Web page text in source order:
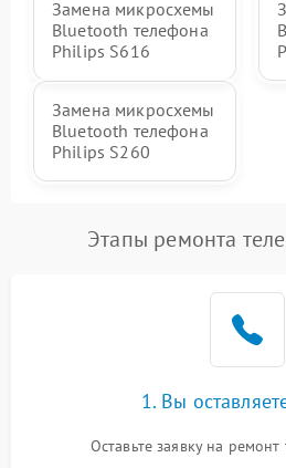
Замена микросхемы
Bluetooth телефона
Philips S616
Замена микросхемы
Bluetooth телефона
Philips S260
Этапы ремонта
1. Вы
Оставьте заявку на